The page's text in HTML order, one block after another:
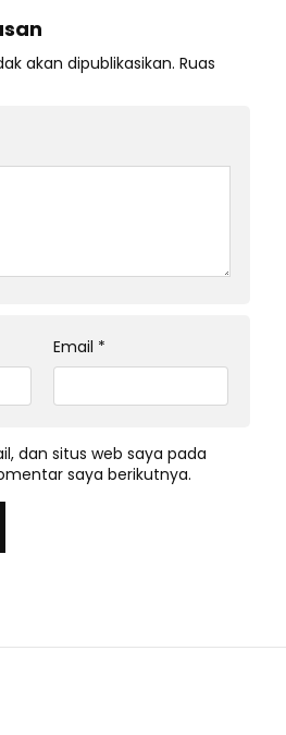
akan dipublikasikan. Ruas
Email *
dan situs web saya pada
saya berikutnya.